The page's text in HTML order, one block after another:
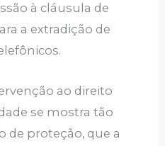
à cláusula de
a extradição de
ao direito
se mostra tão
de proteção, que a